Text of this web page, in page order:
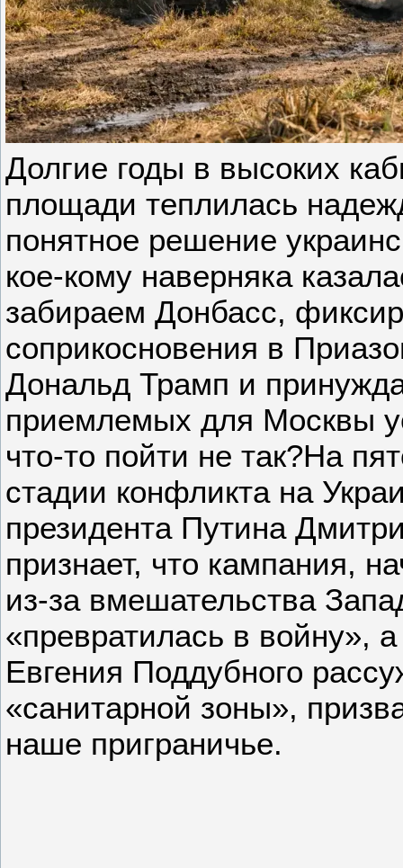
Долгие годы в высоких
площади теплилась
понятное решение
кое-кому наверняка
забираем Донбасс,
соприкосновения в
Дональд Трамп и
приемлемых для Москвы
что-то пойти не так?На
стадии конфликта на
президента Путина
признает, что кампания,
из-за вмешательства
«превратилась в войну»,
Евгения Поддубного
«санитарной зоны»,
наше приграничье.